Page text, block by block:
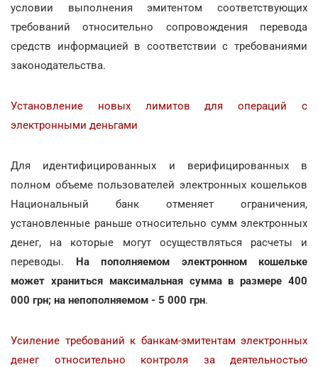
условии выполнения эмитентом соответствующих
требований относительно сопровождения перевода
средств информацией в соответствии с требованиями
законодательства.
Установление новых лимитов для операций с
электронными деньгами
Для идентифицированных и верифицированных в
полном объеме пользователей электронных кошельков
Национальный банк отменяет ограничения,
установленные раньше относительно сумм электронных
денег, на которые могут осуществляться расчеты и
переводы. На пополняемом электронном кошельке
может храниться максимальная сумма в размере 400
000 грн; на непополняемом - 5 000 грн.
Усиление требований к банкам-эмитентам электронных
денег относительно контроля за деятельностью